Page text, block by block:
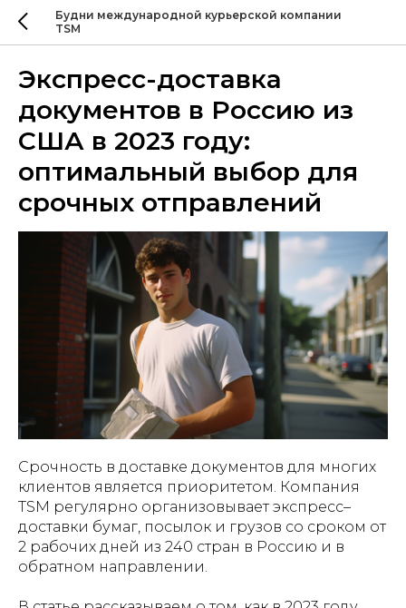
Будни международной курьерской компании
TSM
Экспресс-доставка
документов в Россию из
США в 2023 году:
оптимальный выбор для
срочных отправлений
Срочность в доставке документов для многих
клиентов является приоритетом. Компания
TSM регулярно организовывает экспресс–
доставки бумаг, посылок и грузов со сроком от
2 рабочих дней из 240 стран в Россию и в
обратном направлении.